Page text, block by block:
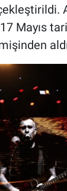
Mayıs